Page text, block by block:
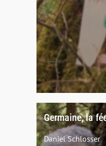
Germaine, la
Daniel Schlosser